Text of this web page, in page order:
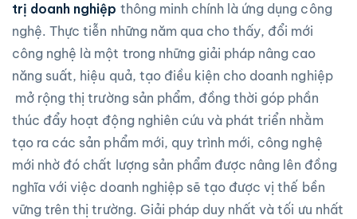
trị doanh nghiệp thông minh chính là ứng dụng công
nghệ. Thực tiễn những năm qua cho thấy, đổi mới
công nghệ là một trong những giải pháp nâng cao
năng suất, hiệu quả, tạo điều kiện cho doanh nghiệp
mở rộng thị trường sản phẩm, đồng thời góp phần
thúc đẩy hoạt động nghiên cứu và phát triển nhằm
tạo ra các sản phẩm mới, quy trình mới, công nghệ
mới nhờ đó chất lượng sản phẩm được nâng lên đồng
nghĩa với việc doanh nghiệp sẽ tạo được vị thế bền
vững trên thị trường. Giải pháp duy nhất và tối ưu nhất